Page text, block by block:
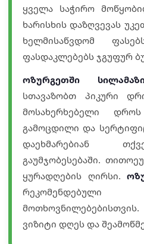
ყველა საჭირო
ხარისხის დაზღვევას
ხელმისაწვდომ
ფასდაკლებებს ჯგუფურ
ოზურგეთში
სთავაზობთ პიკური
მოსახერხებელი
გამოცდილი და
დაეხმარებიან
გაუმჯობესებაში.
ყურადღების ღირსი.
რეკომენდებული
ვიზიტი დღეს და